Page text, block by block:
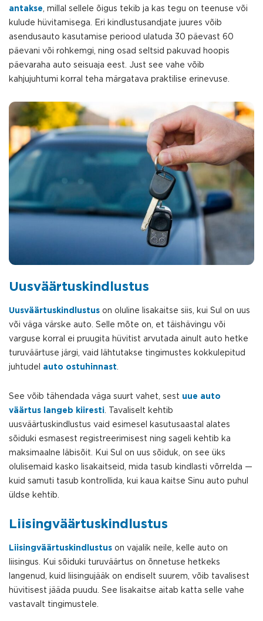
antakse , millal sellele õigus tekib ja kas tegu on teenuse või
kulude hüvitamisega. Eri kindlustusandjate juures võib
asendusauto kasutamise periood ulatuda 30 päevast 60
päevani või rohkemgi, ning osad seltsid pakuvad hoopis
päevaraha auto seisuaja eest. Just see vahe võib
kahjujuhtumi korral teha märgatava praktilise erinevuse.
Uusväärtuskindlustus
Uusväärtuskindlustus on oluline lisakaitse siis, kui Sul on uus
või väga värske auto. Selle mõte on, et täishävingu või
varguse korral ei pruugita hüvitist arvutada ainult auto hetke
turuväärtuse järgi, vaid lähtutakse tingimustes kokkulepitud
juhtudel auto ostuhinnast
See võib tähendada väga suurt vahet, sest uue auto
väärtus langeb kiiresti
. Tavaliselt kehtib
uusväärtuskindlustus vaid esimesel kasutusaastal alates
sõiduki esmasest registreerimisest ning sageli kehtib ka
maksimaalne läbisõit. Kui Sul on uus sõiduk, on see üks
olulisemaid kasko lisakaitseid, mida tasub kindlasti võrrelda —
kuid samuti tasub kontrollida, kui kaua kaitse Sinu auto puhul
üldse kehtib.
Liisingväärtuskindlustus
Liisingväärtuskindlustus on vajalik neile, kelle auto on
liisingus. Kui sõiduki turuväärtus on õnnetuse hetkeks
langenud, kuid liisingujääk on endiselt suurem, võib tavalisest
hüvitisest jääda puudu. See lisakaitse aitab katta selle vahe
vastavalt tingimustele.